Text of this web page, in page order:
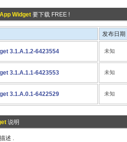
Widget 要下载 FREE !
发布日期
3.1.A.1.2-6423554 未知
3.1.A.1.1-6423553 未知
3.1.A.0.1-6422529 未知
说明
述 .